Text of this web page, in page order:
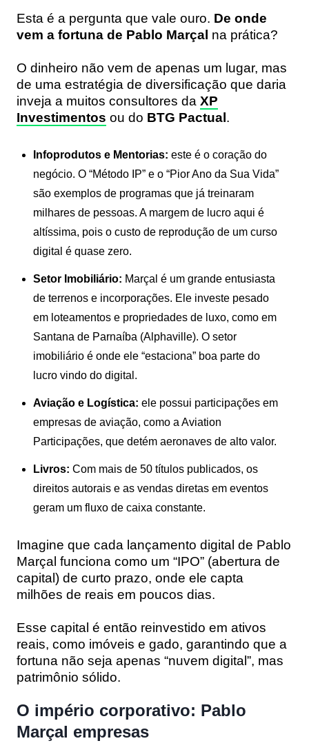
Esta é a pergunta que vale ouro. De onde
vem a fortuna de Pablo Marçal na prática?
O dinheiro não vem de apenas um lugar, mas
de uma estratégia de diversificação que daria
inveja a muitos consultores da XP
Investimentos ou do BTG Pactual .
Infoprodutos e Mentorias: este é o coração do
negócio. O “Método IP” e o “Pior Ano da Sua Vida”
são exemplos de programas que já treinaram
milhares de pessoas. A margem de lucro aqui é
altíssima, pois o custo de reprodução de um curso
digital é quase zero.
Setor Imobiliário: Marçal é um grande entusiasta
de terrenos e incorporações. Ele investe pesado
em loteamentos e propriedades de luxo, como em
Santana de Parnaíba (Alphaville). O setor
imobiliário é onde ele “estaciona” boa parte do
lucro vindo do digital.
Aviação e Logística: ele possui participações em
empresas de aviação, como a Aviation
Participações, que detém aeronaves de alto valor.
Livros: Com mais de 50 títulos publicados, os
direitos autorais e as vendas diretas em eventos
geram um fluxo de caixa constante.
Imagine que cada lançamento digital de Pablo
Marçal funciona como um “IPO” (abertura de
capital) de curto prazo, onde ele capta
milhões de reais em poucos dias.
Esse capital é então reinvestido em ativos
reais, como imóveis e gado, garantindo que a
fortuna não seja apenas “nuvem digital”, mas
patrimônio sólido.
O império corporativo: Pablo
Marçal empresas